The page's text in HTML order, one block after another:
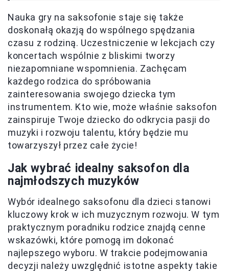
Nauka gry na saksofonie staje się także
doskonałą okazją do wspólnego spędzania
czasu z rodziną. Uczestniczenie w lekcjach czy
koncertach wspólnie z bliskimi tworzy
niezapomniane wspomnienia. Zachęcam
każdego rodzica do spróbowania
zainteresowania swojego dziecka tym
instrumentem. Kto wie, może właśnie saksofon
zainspiruje Twoje dziecko do odkrycia pasji do
muzyki i rozwoju talentu, który będzie mu
towarzyszył przez całe życie!
Jak wybrać idealny saksofon dla
najmłodszych muzyków
Wybór idealnego saksofonu dla dzieci stanowi
kluczowy krok w ich muzycznym rozwoju. W tym
praktycznym poradniku rodzice znajdą cenne
wskazówki, które pomogą im dokonać
najlepszego wyboru. W trakcie podejmowania
decyzji należy uwzględnić istotne aspekty takie